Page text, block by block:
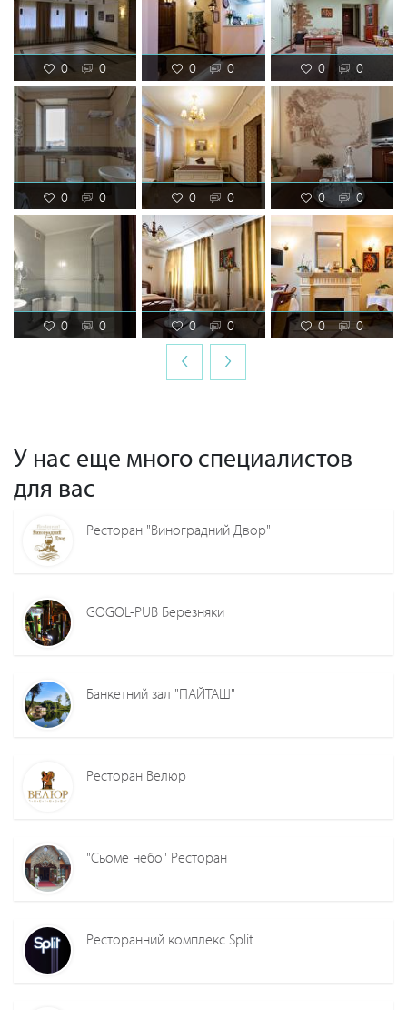
0 0 0 0 0 0
0 0 0 0 0 0
0 0 0 0 0 0
‹ ›
У нас еще много специалистов
для вас
Ресторан "Виноградний Двор"
GOGOL-PUB Березняки
Банкетний зал "ПАЙТАШ"
Ресторан Велюр
"Сьоме небо" Ресторан
Ресторанний комплекс Split